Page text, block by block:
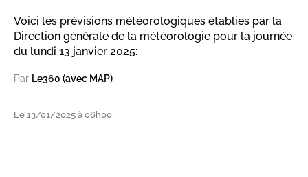
Voici les prévisions météorologiques établies par la
Direction générale de la météorologie pour la journée
du lundi 13 janvier 2025:
Par Le360 (avec MAP)
Le 13/01/2025 à 06h00